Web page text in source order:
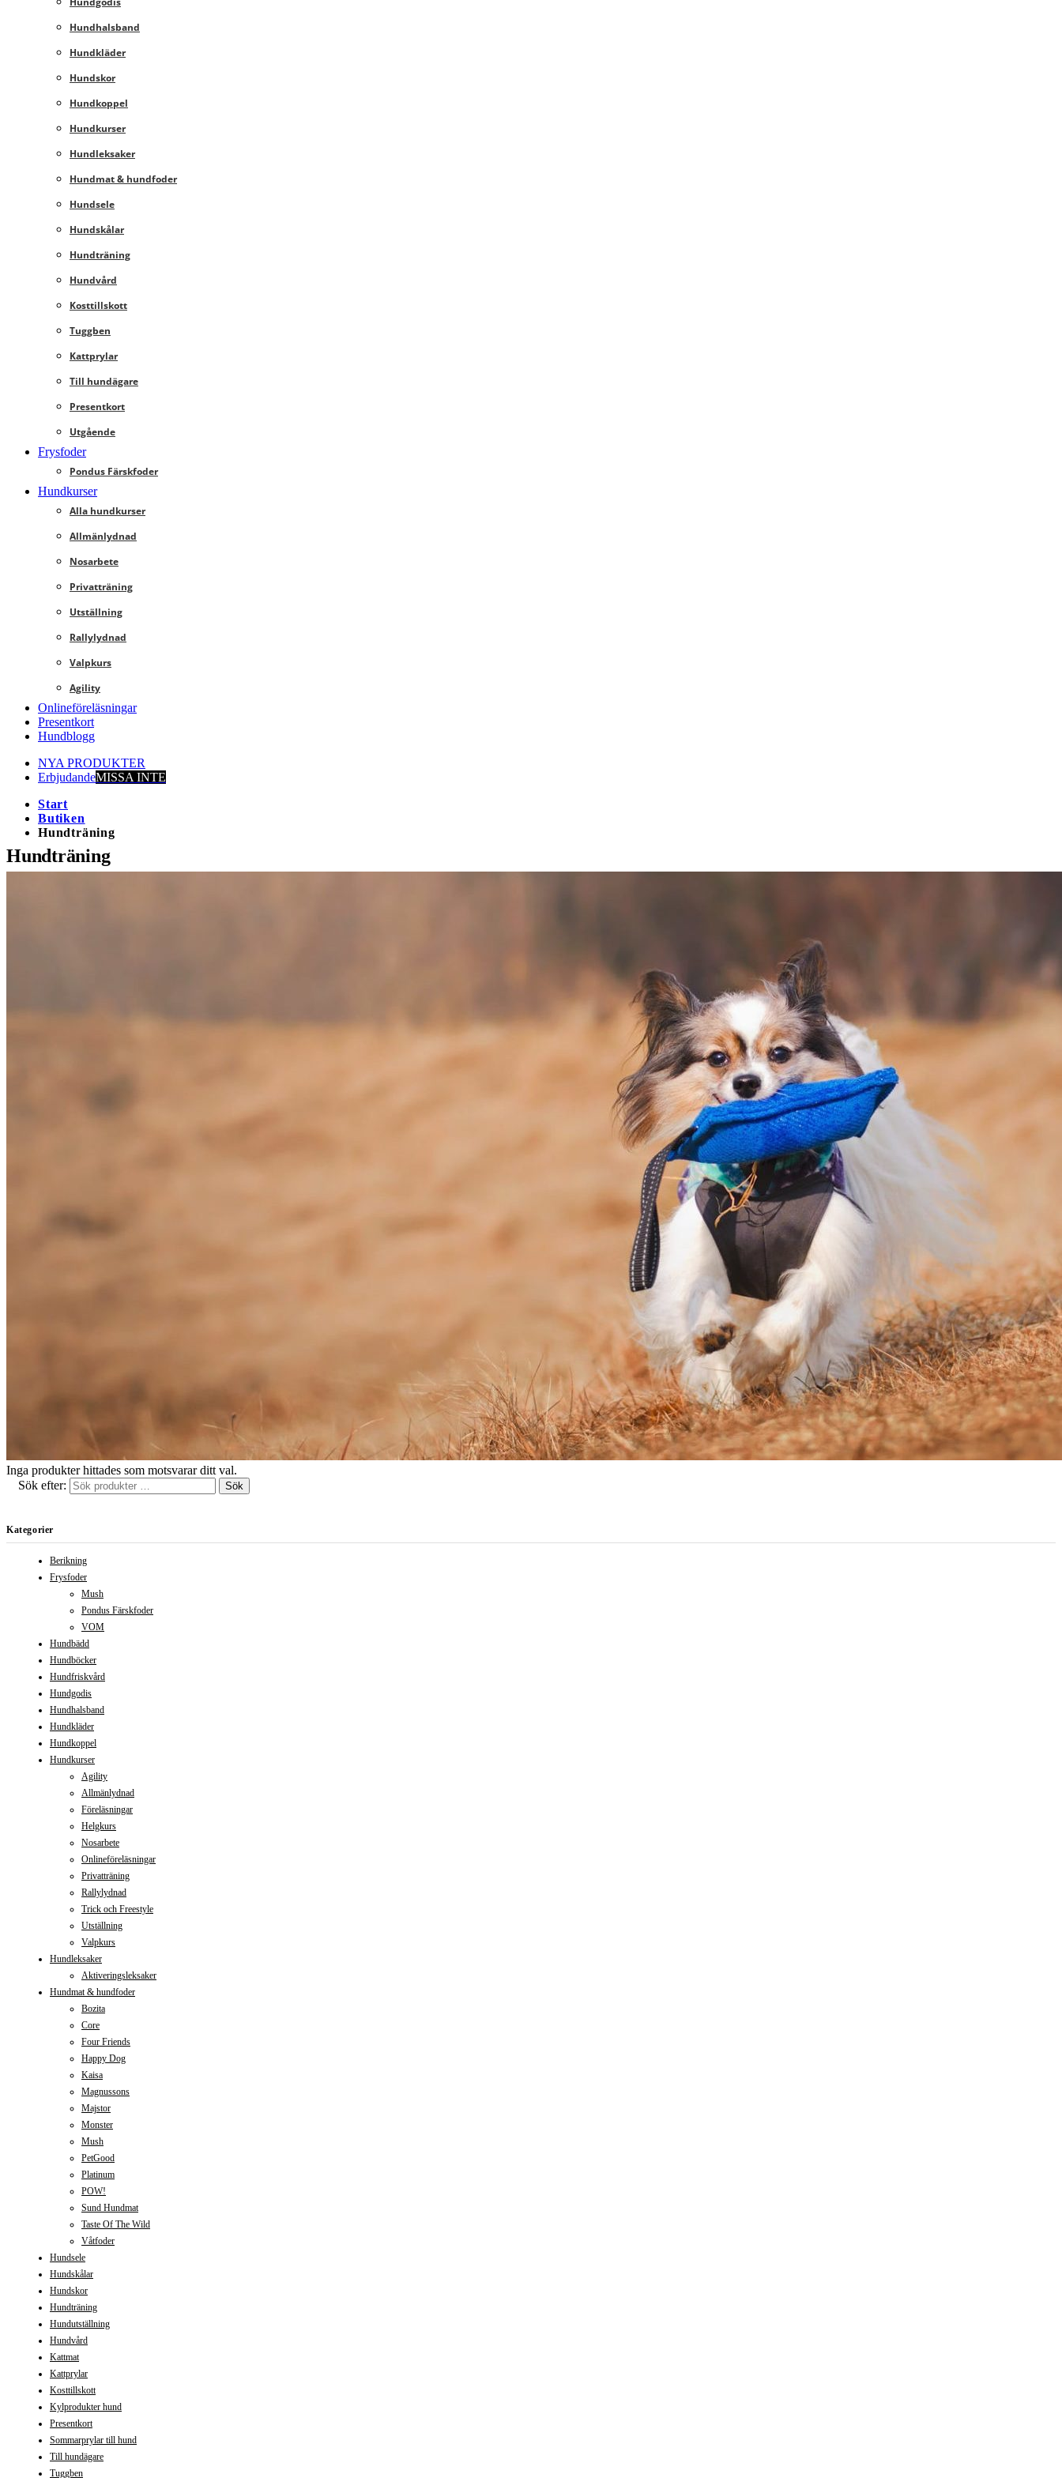
Hundhalsband
Hundkläder
Hundskor
Hundkoppel
Hundkurser
Hundleksaker
Hundmat & hundfoder
Hundsele
Hundskålar
Hundträning
Hundvård
Kosttillskott
Tuggben
Kattprylar
Till hundägare
Presentkort
Utgående
Frysfoder
Pondus Färskfoder
Hundkurser
Alla hundkurser
Allmänlydnad
Nosarbete
Privatträning
Utställning
Rallylydnad
Valpkurs
Agility
Onlineföreläsningar
Presentkort
Hundblogg
NYA PRODUKTER
ErbjudandeMISSA INTE
Start
Butiken
Hundträning
Hundträning
Inga produkter hittades som motsvarar ditt val.
Sök efter:
Sök
Kategorier
Berikning
Frysfoder
Mush
Pondus Färskfoder
VOM
Hundbädd
Hundböcker
Hundfriskvård
Hundgodis
Hundhalsband
Hundkläder
Hundkoppel
Hundkurser
Agility
Allmänlydnad
Föreläsningar
Helgkurs
Nosarbete
Onlineföreläsningar
Privatträning
Rallylydnad
Trick och Freestyle
Utställning
Valpkurs
Hundleksaker
Aktiveringsleksaker
Hundmat & hundfoder
Bozita
Core
Four Friends
Happy Dog
Kaisa
Magnussons
Majstor
Monster
Mush
PetGood
Platinum
POW!
Sund Hundmat
Taste Of The Wild
Våtfoder
Hundsele
Hundskålar
Hundskor
Hundträning
Hundutställning
Hundvård
Kattmat
Kattprylar
Kosttillskott
Kylprodukter hund
Presentkort
Sommarprylar till hund
Till hundägare
Tuggben